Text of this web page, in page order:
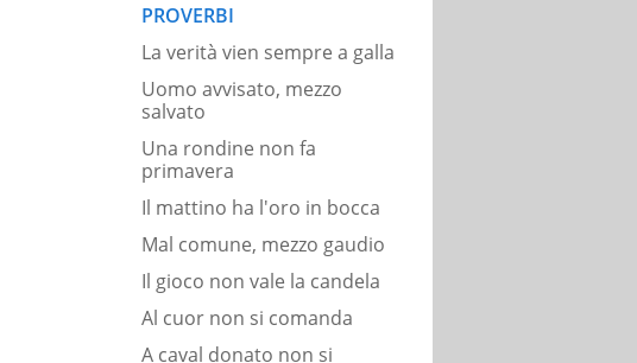
PROVERBI
La verità vien sempre a galla
Uomo avvisato, mezzo
salvato
Una rondine non fa
primavera
Il mattino ha l'oro in bocca
Mal comune, mezzo gaudio
Il gioco non vale la candela
Al cuor non si comanda
A caval donato non si